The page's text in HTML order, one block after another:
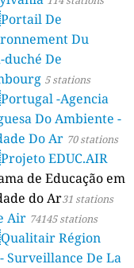
Portail De
Du
duché De
5 stations
Portugal -Agencia
Do Ambiente -
Do Ar 70 stations
Projeto EDUC.AIR
de Educação em
do Ar31 stations
Air 74145 stations
Qualitair Région
Surveillance De La